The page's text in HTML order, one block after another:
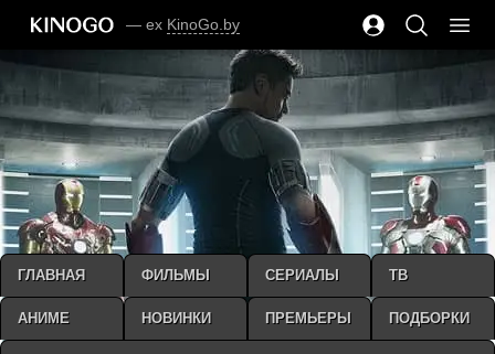
— ex KinoGo.by
ГЛАВНАЯ ФИЛЬМЫ СЕРИАЛЫ ТВ
АНИМЕ НОВИНКИ ПРЕМЬЕРЫ ПОДБОРКИ